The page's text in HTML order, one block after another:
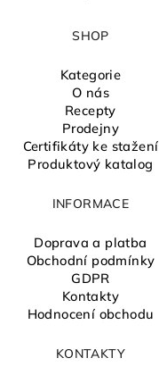
SHOP
Kategorie
O nás
Recepty
Prodejny
Certifikáty ke stažení
Produktový katalog
INFORMACE
Doprava a platba
Obchodní podmínky
GDPR
Kontakty
Hodnocení obchodu
KONTAKTY